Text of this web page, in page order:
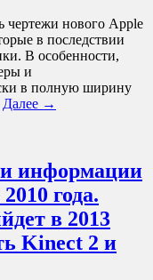
чертежи нового Apple
в последствии
В особенности,
и
в полную ширину
Далее →
информации
года.
в 2013
Kinect 2 и